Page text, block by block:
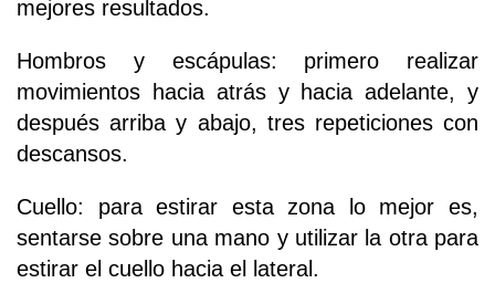
mejores resultados.
Hombros y escápulas: primero realizar
movimientos hacia atrás y hacia adelante, y
después arriba y abajo, tres repeticiones con
descansos.
Cuello: para estirar esta zona lo mejor es,
sentarse sobre una mano y utilizar la otra para
estirar el cuello hacia el lateral.